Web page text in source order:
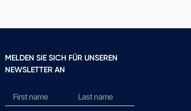
MELDEN SIE SICH FÜR UNSEREN
NEWSLETTER AN